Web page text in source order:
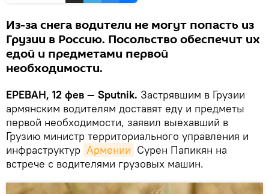
Из-за снега водители не могут попасть из
Грузии в Россию. Посольство обеспечит их
едой и предметами первой
необходимости.
ЕРЕВАН, 12 фев — Sputnik. Застрявшим в Грузии
армянским водителям доставят еду и предметы
первой необходимости, заявил выехавший в
Грузию министр территориального управления и
инфраструктур Армении Сурен Папикян на
встрече с водителями грузовых машин.